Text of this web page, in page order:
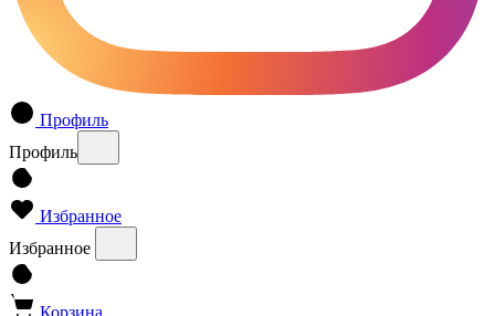
Профиль
Профиль
Избранное
Избранное